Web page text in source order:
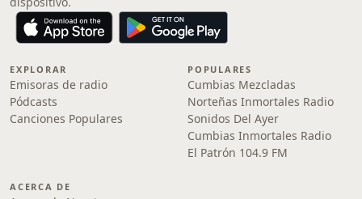
EXPLORAR
Emisoras de radio
Pódcasts
Canciones Populares
POPULARES
Cumbias Mezcladas
Norteñas Inmortales Radio
Sonidos Del Ayer
Cumbias Inmortales Radio
El Patrón 104.9 FM
ACERCA DE